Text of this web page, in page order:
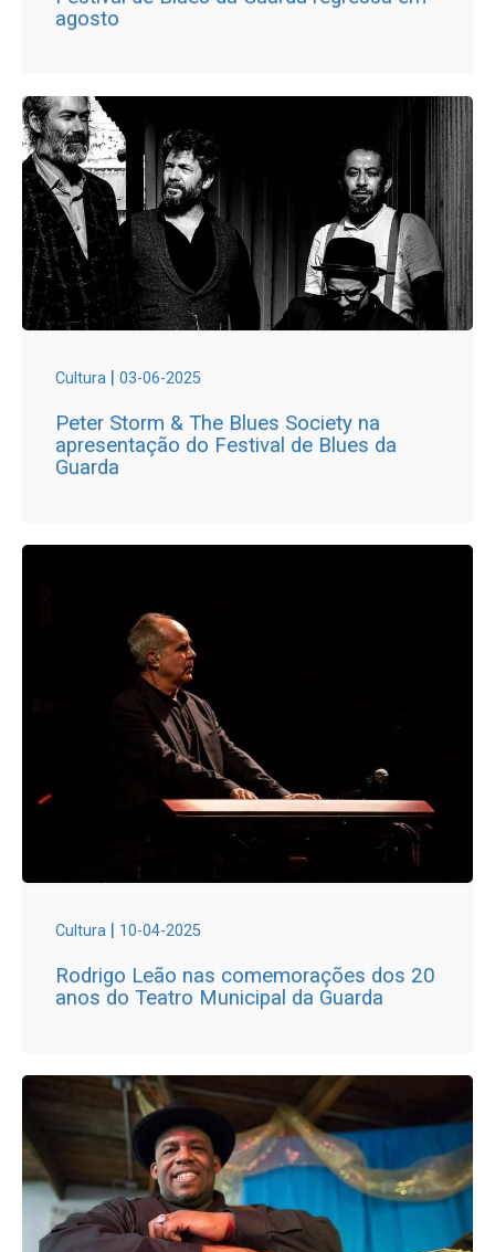
agosto
Cultura | 03-06-2025
Peter Storm & The Blues Society na
apresentação do Festival de Blues da
Guarda
Cultura | 10-04-2025
Rodrigo Leão nas comemorações dos 20
anos do Teatro Municipal da Guarda